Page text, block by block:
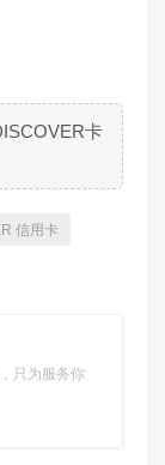
卡
信用卡
只为服务你